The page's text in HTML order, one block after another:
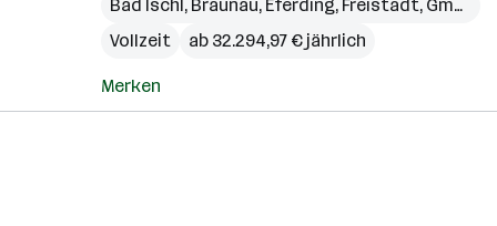
Bad Ischl , Braunau, Eferding, Freistadt, Gmunden
Vollzeit
ab 32.294,97 € jährlich
Merken